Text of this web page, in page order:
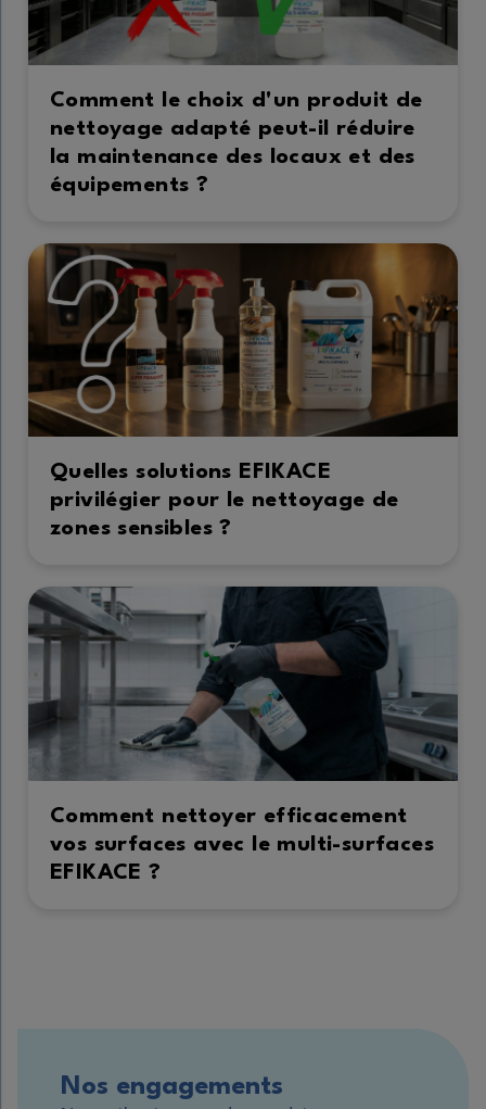
Comment le choix d'un produit de
nettoyage adapté peut-il réduire
la maintenance des locaux et des
équipements ?
Quelles solutions EFIKACE
privilégier pour le nettoyage de
zones sensibles ?
Comment nettoyer efficacement
vos surfaces avec le multi-surfaces
EFIKACE ?
Nos engagements